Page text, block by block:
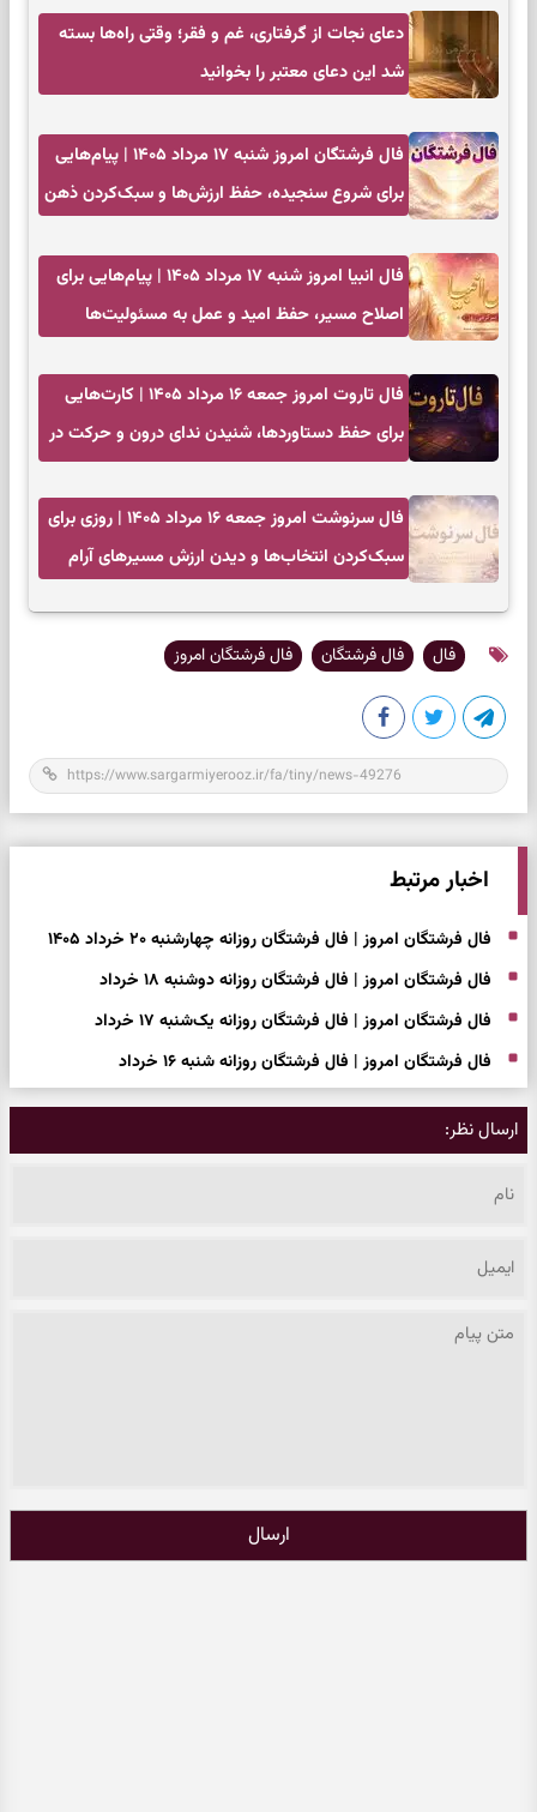
دعای نجات از گرفتاری، غم و فقر؛ وقتی راه‌ها بسته
شد این دعای معتبر را بخوانید
فال فرشتگان امروز شنبه ۱۷ مرداد ۱۴۰۵ | پیام‌هایی
برای شروع سنجیده، حفظ ارزش‌ها و سبک‌کردن ذهن
فال انبیا امروز شنبه ۱۷ مرداد ۱۴۰۵ | پیام‌هایی برای
اصلاح مسیر، حفظ امید و عمل به مسئولیت‌ها
فال تاروت امروز جمعه ۱۶ مرداد ۱۴۰۵ | کارت‌هایی
برای حفظ دستاوردها، شنیدن ندای درون و حرکت در
فال سرنوشت امروز جمعه ۱۶ مرداد ۱۴۰۵ | روزی برای
سبک‌کردن انتخاب‌ها و دیدن ارزش مسیرهای آرام
فال فال فرشتگان فال فرشتگان امروز
اخبار مرتبط
فال فرشتگان امروز | فال فرشتگان روزانه چهارشنبه ۲۰ خرداد ۱۴۰۵
فال فرشتگان امروز | فال فرشتگان روزانه دوشنبه ۱۸ خرداد
فال فرشتگان امروز | فال فرشتگان روزانه یک‌شنبه ۱۷ خرداد
فال فرشتگان امروز | فال فرشتگان روزانه شنبه ۱۶ خرداد
ارسال نظر:
ارسال